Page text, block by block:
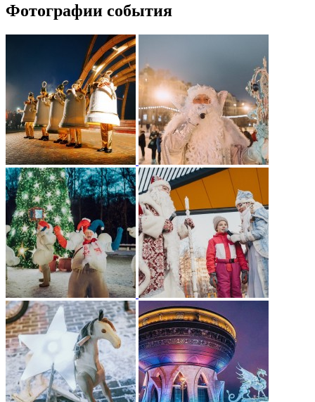
Фотографии события